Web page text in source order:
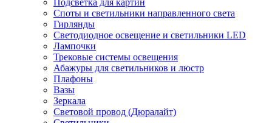
Споты и светильники направленного света
Гирлянды
Светодиодное освещение и светильники LED
Лампочки
Трековые системы освещения
Абажуры для светильников и люстр
Плафоны
Вазы
Зеркала
Световой провод (Дюралайт)